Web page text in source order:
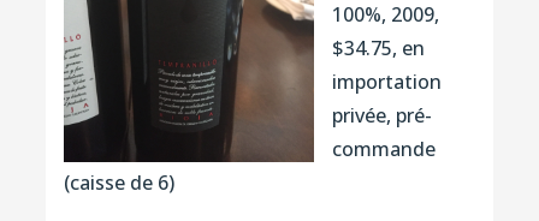
100%, 2009,
$34.75, en
importation
privée, pré-
commande
(caisse de 6)